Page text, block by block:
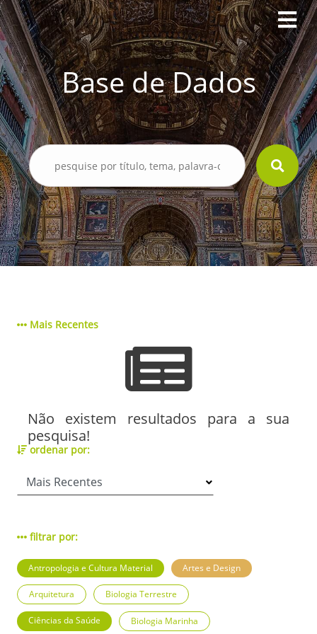
Base de Dados
Mais Recentes
Não existem resultados para a sua
pesquisa!
ordenar por:
filtrar por:
Antropologia e Cultura Material Artes e Design
Arquitetura Biologia Terrestre
Ciências da Saúde Biologia Marinha